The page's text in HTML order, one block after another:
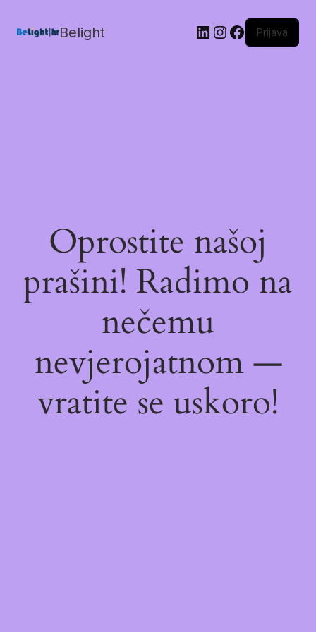
Belight Prijava
Oprostite našoj
prašini! Radimo na
nečemu
nevjerojatnom —
vratite se uskoro!